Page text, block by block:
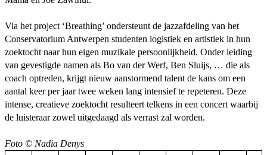
Via het project ‘Breathing’ ondersteunt de jazzafdeling van het
Conservatorium Antwerpen studenten logistiek en artistiek in hun
zoektocht naar hun eigen muzikale persoonlijkheid. Onder leiding
van gevestigde namen als Bo van der Werf, Ben Sluijs, … die als
coach optreden, krijgt nieuw aanstormend talent de kans om een
aantal keer per jaar twee weken lang intensief te repeteren. Deze
intense, creatieve zoektocht resulteert telkens in een concert waarbij
de luisteraar zowel uitgedaagd als verrast zal worden.
Foto © Nadia Denys